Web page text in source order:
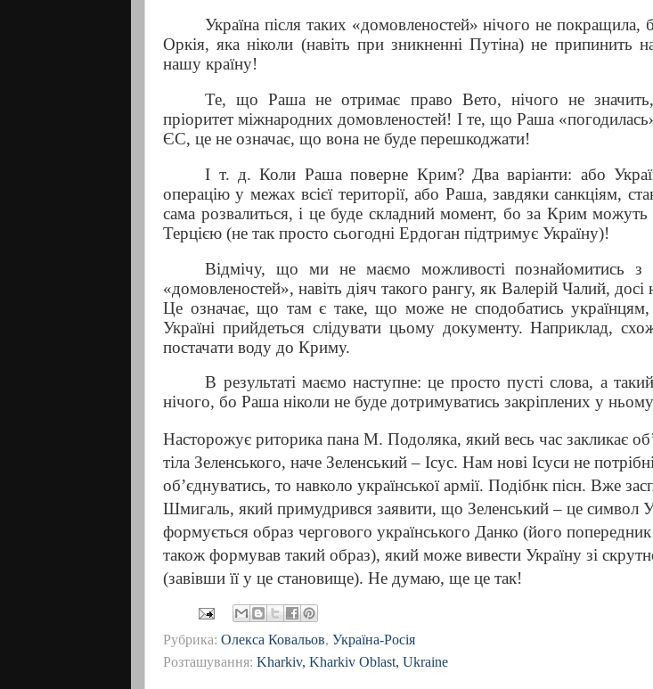
Україна після таких «домовленостей» нічого не покращила,
Оркія, яка ніколи (навіть при зникненні Путіна) не припинить
нашу країну!
Те, що Раша не отримає право Вето, нічого не
пріоритет міжнародних домовленостей! І те, що Раша
ЄС, це не означає, що вона не буде перешкоджати!
І т. д. Коли Раша поверне Крим? Два варіанти: або
операцію у межах всієї території, або Раша, завдяки санкціям,
сама розвалиться, і це буде складний момент, бо за Крим можуть
Терцією (не так просто сьогодні Ердоган підтримує Україну)!
Відмічу, що ми не маємо можливості познайомитись з
«домовленостей», навіть діяч такого рангу, як Валерій Чалий, досі
Це означає, що там є таке, що може не сподобатись українцям,
Україні прийдеться слідувати цьому документу. Наприклад,
постачати воду до Криму.
В результаті маємо наступне: це просто пусті слова, а
нічого, бо Раша ніколи не буде дотримуватись закріплених у
Насторожує риторика пана М. Подоляка, який весь час закликає
тіла Зеленського, наче Зеленський – Ісус. Нам нові Ісуси не
об’єднуватись, то навколо української армії. Подібнк пісн. Вже
Шмигаль, який примудрився заявити, що Зеленський – це символ
формується образ чергового українського Данко (його
також формував такий образ), який може вивести Україну зі
(завівши її у це становище). Не думаю, ще це так!
Рубрика: Олекса Ковальов, Україна-Росія
Розташування: Kharkiv, Kharkiv Oblast, Ukraine